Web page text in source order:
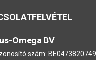
Omega BV
szám: BE0473820749